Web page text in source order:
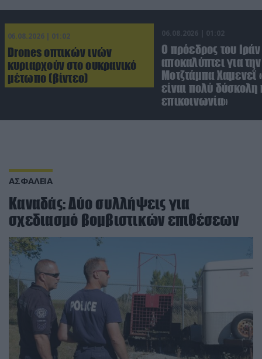
06.08.2026 | 01:02
Drones οπτικών ινών
κυριαρχούν στο ουκρανικό
μέτωπο (βίντεο)
06.08.2026 | 01:02
Ο πρόεδρος του Ιράν
αποκαλύπτει για
Μοτζτάμπα Χαμενεΐ
είναι πολύ δύσκολη
επικοινωνία»
ΑΣΦΑΛΕΙΑ
Καναδάς: Δύο συλλήψεις για
σχεδιασμό βομβιστικών επιθέσεων